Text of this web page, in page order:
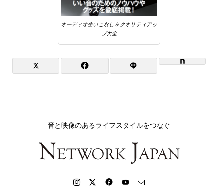
オーディオ使いこなし＆クオリティアッ
プ大全
音と映像のあるライフスタイルをつなぐ